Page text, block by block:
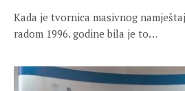
Kada je tvornica masivnog
radom 1996. godine bila je to…